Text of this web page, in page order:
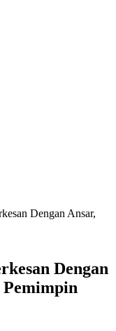
Dengan Ansar,
Dengan
Pemimpin